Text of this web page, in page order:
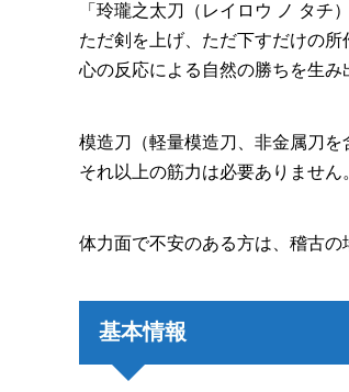
「玲瓏之太刀（レイロウ ノ タチ）
ただ剣を上げ、ただ下すだけの所
心の反応による自然の勝ちを生み
模造刀（軽量模造刀、非金属刀を
それ以上の筋力は必要ありませ
体力面で不安のある方は、稽古の
基本情報